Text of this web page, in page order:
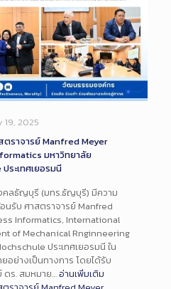
19, 2025
ราจารย์ Manfred Meyer
มหาวิทยาลัย
ระเทศเยอรมนี
คลธัญบุรี (มทร.ธัญบุรี) มีความ
นรับ ศาสตราจารย์ Manfred
Informatics, International
of Mechanical Rnginneering
ประเทศเยอรมนี ใน
อย่างเป็นทางการ โดยได้รับ
ดร. สมหมาย…อ่านเพิ่มเติม